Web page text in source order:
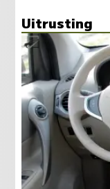
Uitrusting